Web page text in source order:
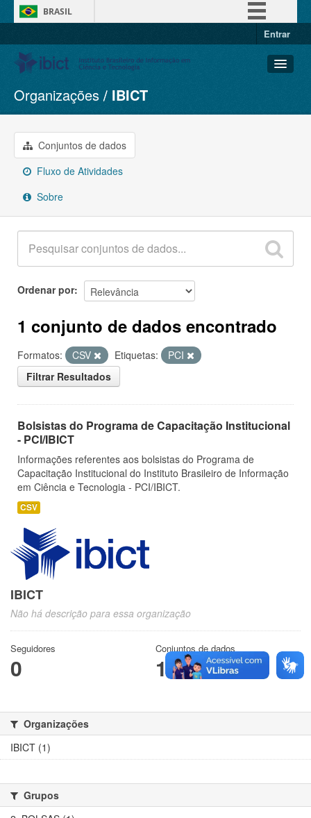
BRASIL
Entrar
Conjuntos de dados
Organizações
Grupos
Sobre
Organizações IBICT
Conjuntos de dados
Fluxo de Atividades
Sobre
Ordenar por
1 conjunto de dados encontrado
Formatos: CSV Etiquetas:
PCI
Filtrar Resultados
Bolsistas do Programa de Capacitação Institucional
- PCI/IBICT
Informações referentes aos bolsistas do Programa de
Capacitação Institucional do Instituto Brasileiro de Informação
em Ciência e Tecnologia - PCI/IBICT.
CSV
IBICT
Não há descrição para essa organização
Seguidores
0
Conjuntos de dados
1
Organizações
IBICT (1)
Grupos